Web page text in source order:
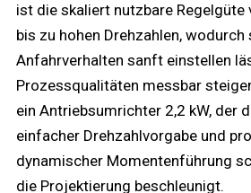
ist die skaliert nutzbare Regelgüte
bis zu hohen Drehzahlen, wodurch
Anfahrverhalten sanft einstellen
Prozessqualitäten messbar
ein Antriebsumrichter 2,2 kW, der
einfacher Drehzahlvorgabe und
dynamischer Momentenführung
die Projektierung beschleunigt.